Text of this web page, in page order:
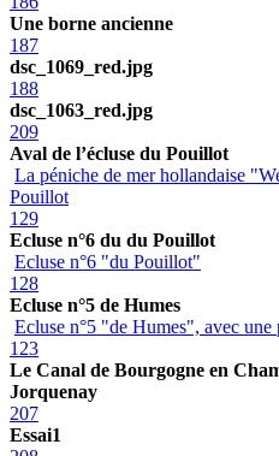
Une borne ancienne
187
dsc_1069_red.jpg
188
dsc_1063_red.jpg
209
Aval de l’écluse du Pouillot
La péniche de mer hollandaise
Pouillot
129
Ecluse n°6 du du Pouillot
Ecluse n°6 "du Pouillot"
128
Ecluse n°5 de Humes
Ecluse n°5 "de Humes", avec une
123
Le Canal de Bourgogne en
Jorquenay
207
Essai1